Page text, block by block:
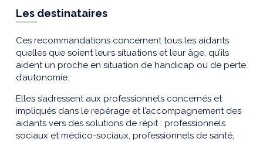
Les destinataires
Ces recommandations concernent tous les aidants
quelles que soient leurs situations et leur âge, qu’ils
aident un proche en situation de handicap ou de perte
d’autonomie.
Elles s’adressent aux professionnels concernés et
impliqués dans le repérage et l’accompagnement des
aidants vers des solutions de répit : professionnels
sociaux et médico-sociaux, professionnels de santé,